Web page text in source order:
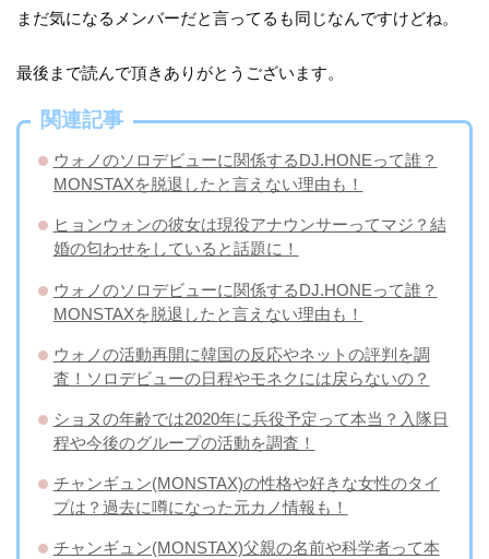
まだ気になるメンバーだと言ってるも同じなんですけどね。
最後まで読んで頂きありがとうございます。
関連記事
ウォノのソロデビューに関係するDJ.HONEって誰？
MONSTAXを脱退したと言えない理由も！
ヒョンウォンの彼女は現役アナウンサーってマジ？結
婚の匂わせをしていると話題に！
ウォノのソロデビューに関係するDJ.HONEって誰？
MONSTAXを脱退したと言えない理由も！
ウォノの活動再開に韓国の反応やネットの評判を調
査！ソロデビューの日程やモネクには戻らないの？
ショヌの年齢では2020年に兵役予定って本当？入隊日
程や今後のグループの活動を調査！
チャンギュン(MONSTAX)の性格や好きな女性のタイ
プは？過去に噂になった元カノ情報も！
チャンギュン(MONSTAX)父親の名前や科学者って本